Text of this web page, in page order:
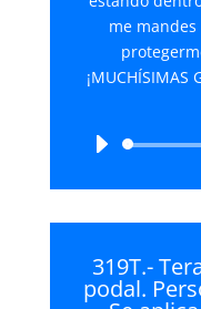
me
¡MUCHÍSIMAS
319T.-
podal.